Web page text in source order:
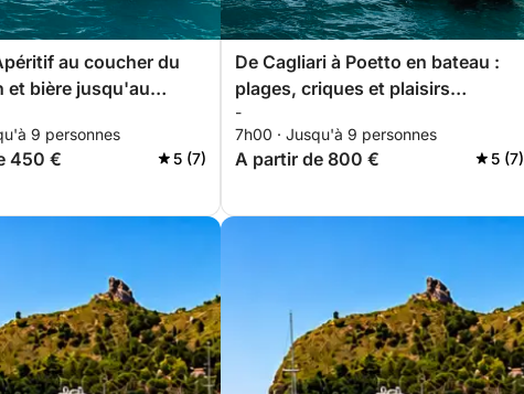
au coucher du
et bière jusqu'au
9 personnes
450 € 5 (7)
De Cagliari à Poetto en bateau :
plages, criques et plaisirs
nautiques
-
7h00 · Jusqu'à 9 personnes
A partir de 800 € 5 (7)